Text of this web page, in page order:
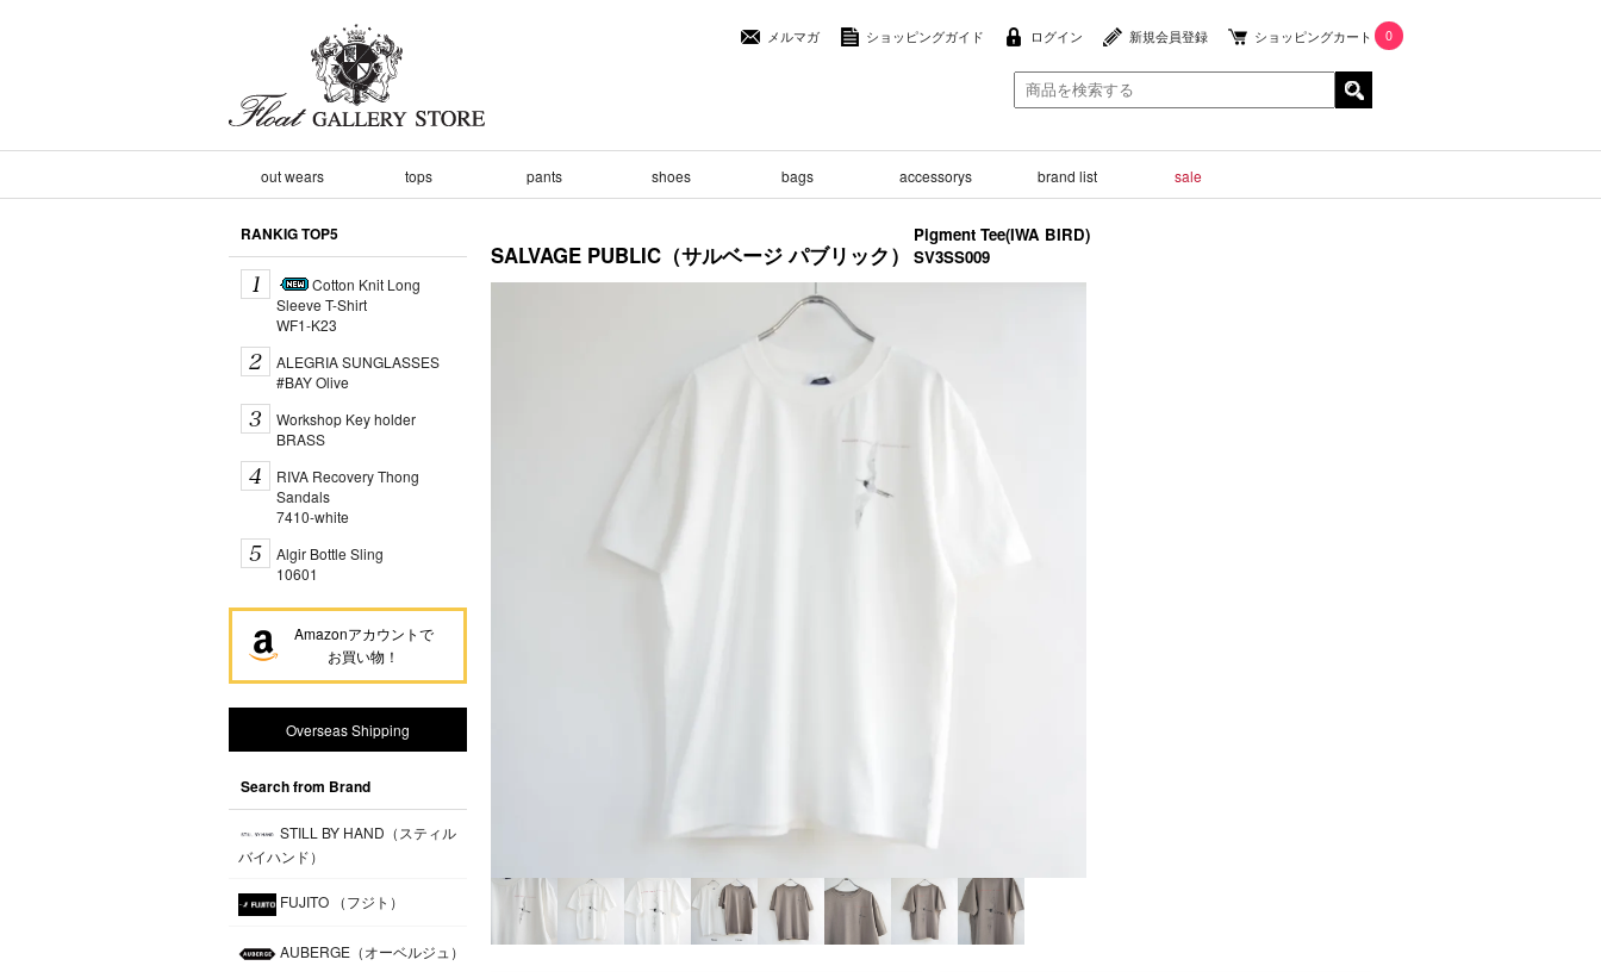
メルマガ ショッピングガイド ログイン 新規会員登録 ショッピングカート 0
out wears tops pants shoes bags accessorys brand list sale
RANKIG TOP5
Cotton Knit Long
Sleeve T-Shirt
WF1-K23
ALEGRIA SUNGLASSES
#BAY Olive
Workshop Key holder
BRASS
RIVA Recovery Thong
Sandals
7410-white
Algir Bottle Sling
10601
Amazonアカウントで
お買い物！
Overseas Shipping
Search from Brand
STILL BY HAND（スティル
バイハンド）
FUJITO （フジト）
AUBERGE（オーベルジュ）
SALVAGE PUBLIC（サルベージ パブリック）
Pigment Tee(IWA BIRD)
SV3SS009